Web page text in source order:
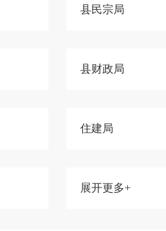
县民宗局
县财政局
住建局
展开更多+